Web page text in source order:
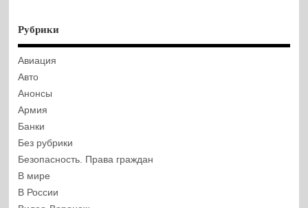
Рубрики
Авиация
Авто
Анонсы
Армия
Банки
Без рубрики
Безопасность. Права граждан
В мире
В России